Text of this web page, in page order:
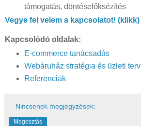
támogatás, döntéselőksézítés
Vegye fel velem a kapcsolatot! (klikk)
Kapcsolódó oldalak:
E-commerce tanácsadás
Webáruház stratégia és üzleti terv
Referenciák
Nincsenek megjegyzések:
Megosztás